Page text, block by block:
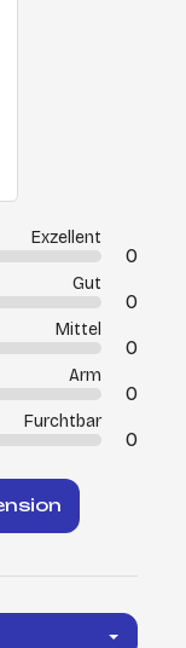
Exzellent
0
Gut
0
Mittel
0
Arm
0
Furchtbar
0